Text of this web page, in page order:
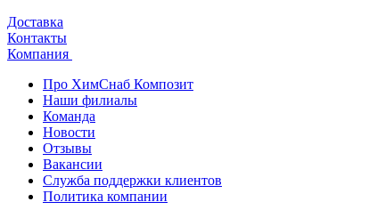
Доставка
Контакты
Компания
Про ХимСнаб Композит
Наши филиалы
Команда
Новости
Отзывы
Вакансии
Служба поддержки клиентов
Политика компании